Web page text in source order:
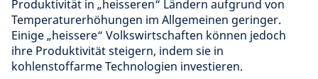
Produktivität in „heisseren“ Ländern aufgrund von
Temperaturerhöhungen im Allgemeinen geringer.
Einige „heissere“ Volkswirtschaften können jedoch
ihre Produktivität steigern, indem sie in
kohlenstoffarme Technologien investieren.